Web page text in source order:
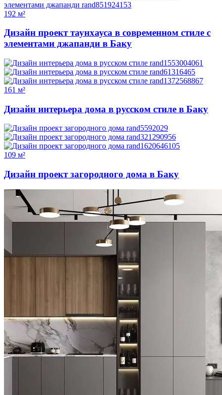
192 м²
Дизайн проект таунхауса в современном стиле с
элементами джапанди в Баку
161 м²
Дизайн интерьера дома в русском стиле в Баку
109 м²
Дизайн проект загородного дома в Баку